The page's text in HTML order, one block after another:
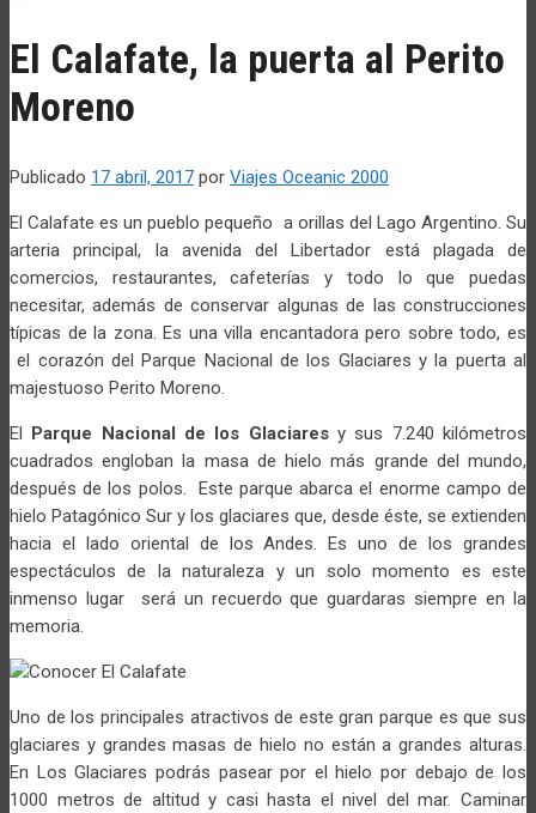
El Calafate, la puerta al Perito
Moreno
Publicado 17 abril, 2017 por Viajes Oceanic 2000
El Calafate es un pueblo pequeño a orillas del Lago Argentino. Su
arteria principal, la avenida del Libertador está plagada de
comercios, restaurantes, cafeterías y todo lo que puedas
necesitar, además de conservar algunas de las construcciones
típicas de la zona. Es una villa encantadora pero sobre todo, es
el corazón del Parque Nacional de los Glaciares y la puerta al
majestuoso Perito Moreno.
El Parque Nacional de los Glaciaresy sus 7.240 kilómetros
cuadrados engloban la masa de hielo más grande del mundo,
después de los polos. Este parque abarca el enorme campo de
hielo Patagónico Sur y los glaciares que, desde éste, se extienden
hacia el lado oriental de los Andes. Es uno de los grandes
espectáculos de la naturaleza y un solo momento es este
inmenso lugar será un recuerdo que guardaras siempre en la
memoria.
Uno de los principales atractivos de este gran parque es que sus
glaciares y grandes masas de hielo no están a grandes alturas.
En Los Glaciares podrás pasear por el hielo por debajo de los
1000 metros de altitud y casi hasta el nivel del mar. Caminar